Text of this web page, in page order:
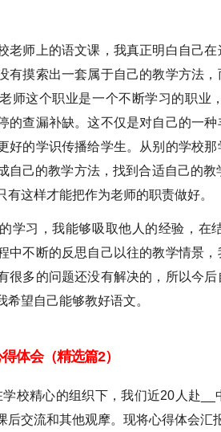
老师上的语文课，我真正明白自己
有摸索出一套属于自己的教学方法
师这个职业是一个不断学习的职业
的查漏补缺。这不仅是对自己的一
好的学识传播给学生。从别的学校
自己的教学方法，找到合适自己的
有这样才能把作为老师的职责做好。
学习，我能够吸取他人的经验，在
中不断的反思自己以往的教学情景
很多的问题还没有解决的，所以今
望自己能够教好语文。
体会（精选篇2）
校精心的组织下，我们近20人赴
后交流和其他观摩。现将心得体会汇